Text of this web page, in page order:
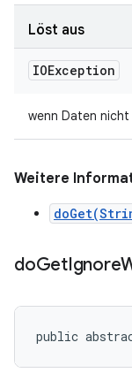
Löst aus
IOException
wenn Daten
Weitere
doGetIgnore
public